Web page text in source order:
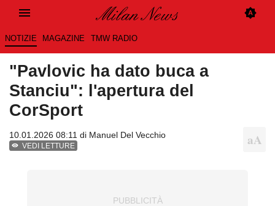
NOTIZIE MAGAZINE TMW RADIO
"Pavlovic ha dato buca a
Stanciu": l'apertura del
CorSport
10.01.2026 08:11 di Manuel Del Vecchio
VEDI LETTURE